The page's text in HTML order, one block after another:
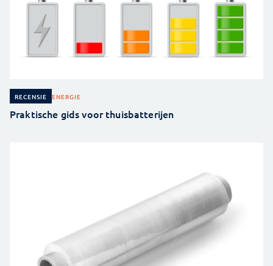
RECENSIE ENERGIE
Praktische gids voor thuisbatterijen